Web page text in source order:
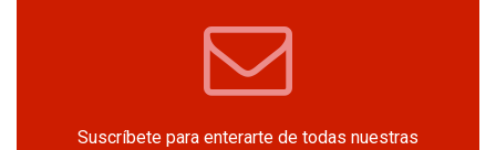
Suscríbete para enterarte de todas nuestras